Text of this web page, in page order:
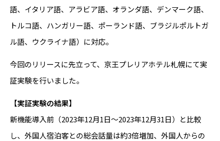
語、イタリア語、アラビア語、オランダ語、デンマーク語、
トルコ語、ハンガリー語、ポーランド語、ブラジルポルトガ
ル語、ウクライナ語）に対応。
今回のリリースに先立って、京王プレリアホテル札幌にて実
証実験を行いました。
【実証実験の結果】
新機能導入前（2023年12月1日～2023年12月31日）と比較
し、外国人宿泊客との総会話量は約3倍増加、外国人からの